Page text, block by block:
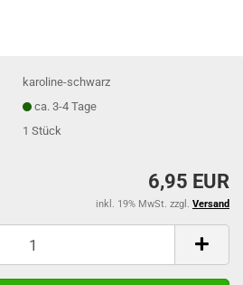
karoline-schwarz
ca. 3-4 Tage
1Stück
6,95 EUR
inkl. 19% MwSt. zzgl. Versand